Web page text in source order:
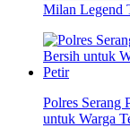
Milan Legend
Polres Serang
untuk Warga